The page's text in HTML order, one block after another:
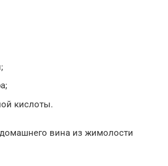
кислоты.
вина из жимолости